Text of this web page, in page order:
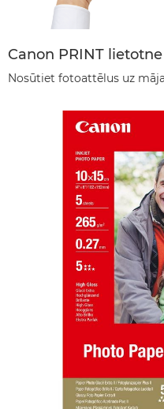
Canon PRINT lietotne
Nosūtiet fotoattēlus uz